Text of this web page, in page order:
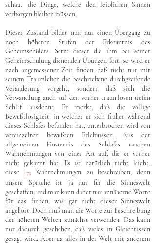
schaut die Dinge, welche den leiblichen Sinnen
verborgen bleiben müssen.
Dieser Zustand bildet nun nur einen Übergang zu
noch höheren Stufen der Erkenntnis des
Geheimschülers. Setzt dieser die ihm bei seiner
Geheimschulung dienenden Übungen fort, so wird er
nach angemessener Zeit finden, daß nicht nur mit
seinem Traumleben die beschriebene durchgreifende
Veränderung vorgeht, sondern daß sich die
Verwandlung auch auf den vorher traumlosen tiefen
Schlaf ausdehnt. Er merkt, daß die völlige
Bewußtlosigkeit, in welcher er sich früher während
dieses Schlafes befunden hat, unterbrochen wird von
vereinzelten bewußten Erlebnissen. Aus der
allgemeinen Finsternis des Schlafes tauchen
Wahrnehmungen von einer Art auf, die er vorher
nicht gekannt hat. Es ist natürlich nicht leicht,
diese
175Wahrnehmungen zu beschreiben, denn
unsere Sprache ist ja nur für die Sinneswelt
geschaffen, und man kann daher nur annähernd Worte
für das finden, was gar nicht dieser Sinneswelt
angehört. Doch muß man die Worte zur Beschreibung
der höheren Welten zunächst verwenden. Das kann
nur dadurch geschehen, daß vieles in Gleichnissen
gesagt wird. Aber da alles in der Welt mit anderem